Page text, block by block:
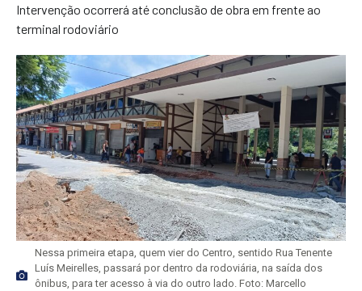
Intervenção ocorrerá até conclusão de obra em frente ao
terminal rodoviário
Nessa primeira etapa, quem vier do Centro, sentido Rua Tenente
Luís Meirelles, passará por dentro da rodoviária, na saída dos
ônibus, para ter acesso à via do outro lado. Foto: Marcello